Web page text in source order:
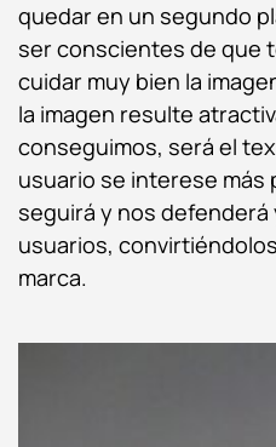
quedar en un segundo
ser conscientes de que
cuidar muy bien la
la imagen resulte
conseguimos, será el
usuario se interese más
seguirá y nos
usuarios,
marca.